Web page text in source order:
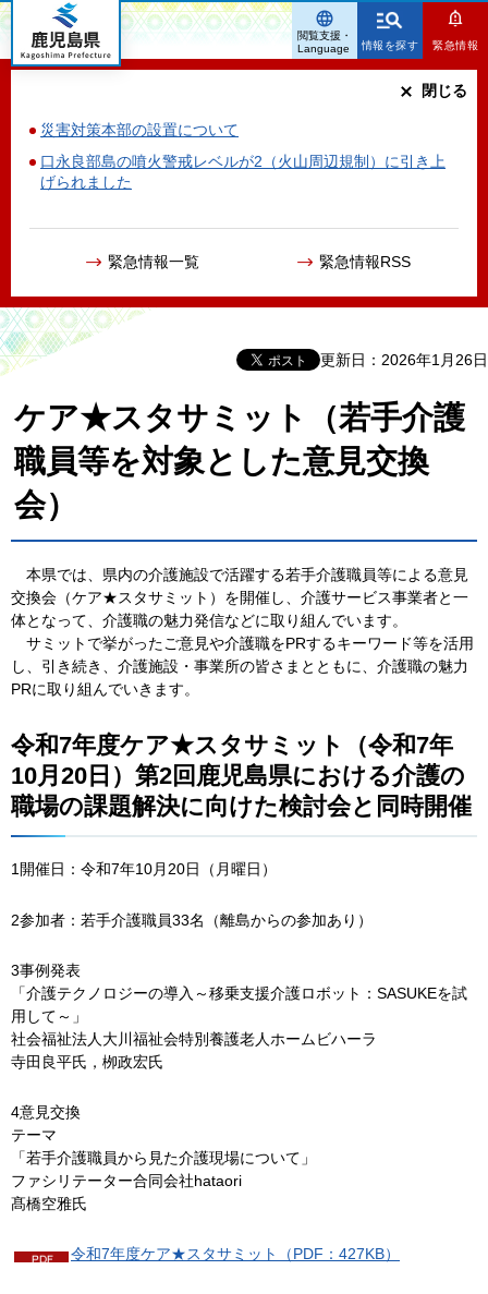
鹿児島県
情報を探す 緊急情報
災害対策本部の設置について
口永良部島の噴火警戒レベルが2（火山周辺規制）に引き上
げられました
緊急情報一覧 緊急情報RSS
閉じる
閲覧支援・
Language
更新日：2026年1月26日
ケア★スタサミット（若手介護
職員等を対象とした意見交換
会）
本県では、県内の介護施設で活躍する若手介護職員等による意見
交換会（ケア★スタサミット）を開催し、介護サービス事業者と一
体となって、介護職の魅力発信などに取り組んでいます。
サミットで挙がったご意見や介護職をPRするキーワード等を活用
し、引き続き、介護施設・事業所の皆さまとともに、介護職の魅力
PRに取り組んでいきます。
令和7年度ケア★スタサミット（令和7年
10月20日）第2回鹿児島県における介護の
職場の課題解決に向けた検討会と同時開催
1開催日：令和7年10月20日（月曜日）
2参加者：若手介護職員33名（離島からの参加あり）
3事例発表
「介護テクノロジーの導入～移乗支援介護ロボット：SASUKEを試
用して～」
社会福祉法人大川福祉会特別養護老人ホームビハーラ
寺田良平氏，栁政宏氏
4意見交換
テーマ
「若手介護職員から見た介護現場について」
ファシリテーター合同会社hataori
髙橋空雅氏
令和7年度ケア★スタサミット（PDF：427KB）